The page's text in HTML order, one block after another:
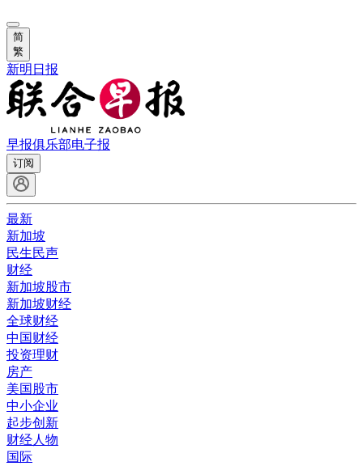
简
繁
新明日报
早报俱乐部电子报
订阅
最新
新加坡
民生民声
财经
新加坡股市
新加坡财经
全球财经
中国财经
投资理财
房产
美国股市
中小企业
起步创新
财经人物
国际